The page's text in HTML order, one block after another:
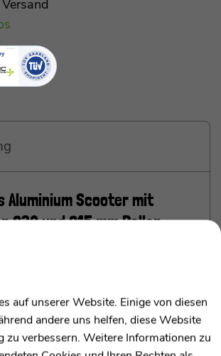
Aluminium Scooter mit
230 und 215 mm Rollen
kg
mit großem Vorderrad
Aluminium Scooter mit
Hinterrad und einem 230 mm
auf unserer Website. Einige von diesen
andere uns helfen, diese Website
zu verbessern. Weitere Informationen zu